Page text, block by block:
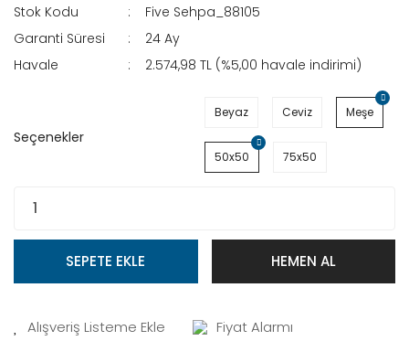
Stok Kodu
Five Sehpa_88105
Garanti Süresi
24 Ay
Havale
2.574,98 TL (%5,00 havale indirimi)
Seçenekler
Beyaz Ceviz Meşe
50x50 75x50
SEPETE EKLE HEMEN AL
Fiyat Alarmı